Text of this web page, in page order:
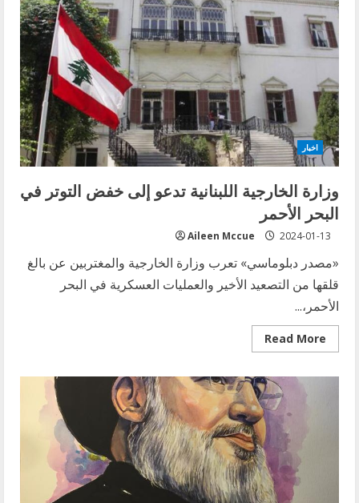
حفظ
السلام
التابعة
للأمم
المتحدة
الجزء
اللبناني
من
جولته
في
المنطقة
اخبار
وزارة الخارجية اللبنانية تدعو إلى خفض التوتر في
البحر الأحمر
Aileen Mccue 2024-01-13
«مصدر دبلوماسي» تعرب وزارة الخارجية والمغتربين عن بالغ
قلقها من التصعيد الأخير والعمليات العسكرية في البحر
الأحمر،...
Read More
Read
more
الخارجية
اللبنانية
تدعو
إلى
خفض
التوتر
في
البحر
الأحمر